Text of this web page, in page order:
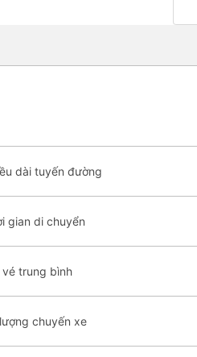
dài tuyến đường
gian di chuyển
vé trung bình
chuyến xe